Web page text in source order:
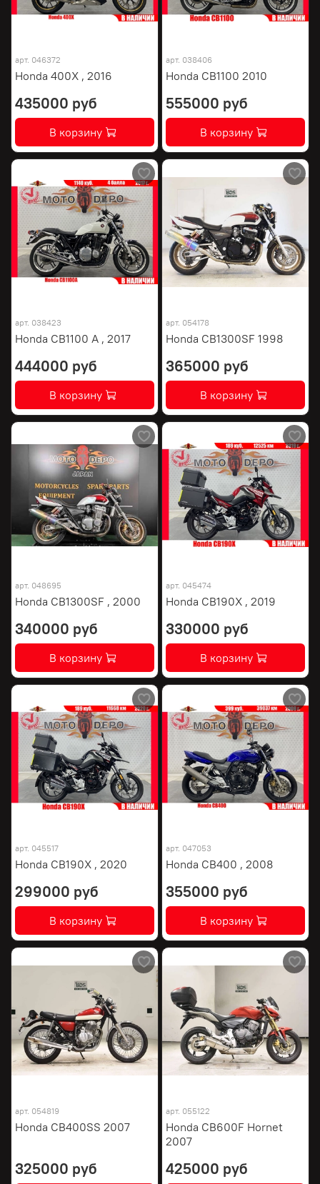
арт. 046372
Honda 400X , 2016
435000 руб
В корзину
арт. 038406
Honda CB1100 2010
555000 руб
В корзину
арт. 038423
Honda CB1100 A , 2017
444000 руб
В корзину
арт. 054178
Honda CB1300SF 1998
365000 руб
В корзину
арт. 048695
Honda CB1300SF , 2000
340000 руб
В корзину
арт. 045474
Honda CB190X , 2019
330000 руб
В корзину
арт. 045517
Honda CB190X , 2020
299000 руб
В корзину
арт. 047053
Honda CB400 , 2008
355000 руб
В корзину
арт. 054819
Honda CB400SS 2007
325000 руб
арт. 055122
Honda CB600F Hornet
2007
425000 руб